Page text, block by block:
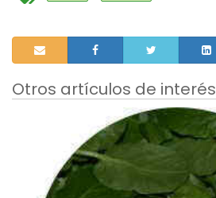
Otros artículos de interés